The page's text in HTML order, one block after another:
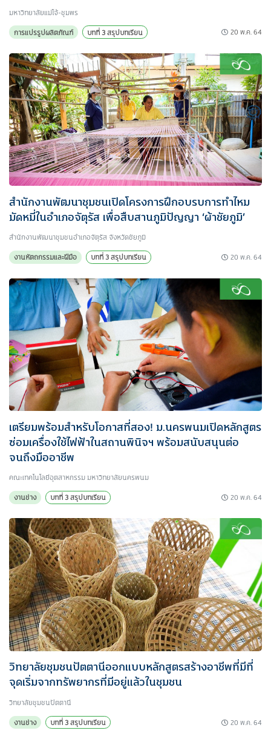
มหาวิทยาลัยแม่โจ้-ชุมพร
การแปรรูปผลิตภัณฑ์
บทที่ 3 สรุปบทเรียน 20 พ.ค. 64
สำนักงานพัฒนาชุมชนเปิดโครงการฝึกอบรบการทำไหม
มัดหมี่ในอำเภอจัตุรัส เพื่อสืบสานภูมิปัญญา ‘ผ้าชัยภูมิ’
สำนักงานพัฒนาชุมชนอำเภอจัตุรัส จังหวัดชัยภูมิ
งานหัตถกรรมและฝีมือ
บทที่ 3 สรุปบทเรียน 20 พ.ค. 64
เตรียมพร้อมสำหรับโอกาสที่สอง! ม.นครพนมเปิดหลักสูตร
ซ่อมเครื่องใช้ไฟฟ้าในสถานพินิจฯ พร้อมสนับสนุนต่อ
จนถึงมืออาชีพ
คณะเทคโนโลยีอุตสาหกรรม มหาวิทยาลัยนครพนม
งานช่าง
บทที่ 3 สรุปบทเรียน 20 พ.ค. 64
วิทยาลัยชุมชนปัตตานีออกแบบหลักสูตรสร้างอาชีพที่มีที่
จุดเริ่มจากทรัพยากรที่มีอยู่แล้วในชุมชน
วิทยาลัยชุมชนปัตตานี
งานช่าง
บทที่ 3 สรุปบทเรียน 20 พ.ค. 64